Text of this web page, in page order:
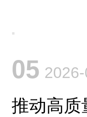
05
推动高质